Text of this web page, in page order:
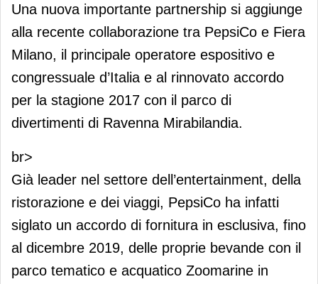
canale entertainment
Una nuova importante partnership si aggiunge
alla recente collaborazione tra PepsiCo e Fiera
Milano, il principale operatore espositivo e
congressuale d’Italia e al rinnovato accordo
per la stagione 2017 con il parco di
divertimenti di Ravenna Mirabilandia.
br>
Già leader nel settore dell’entertainment, della
ristorazione e dei viaggi, PepsiCo ha infatti
siglato un accordo di fornitura in esclusiva, fino
al dicembre 2019, delle proprie bevande con il
parco tematico e acquatico Zoomarine in